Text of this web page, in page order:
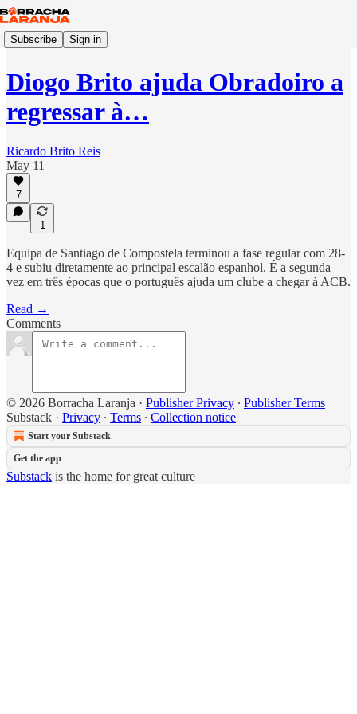
Subscribe Sign in
Diogo Brito ajuda Obradoiro a
regressar à…
Ricardo Brito Reis
May 11
7
1
Equipa de Santiago de Compostela terminou a fase regular com 28-
4 e subiu diretamente ao principal escalão espanhol. É a segunda
vez em três épocas que o português ajuda um clube a chegar à ACB.
Read →
Comments
© 2026 Borracha Laranja · Publisher Privacy ∙ Publisher Terms
Substack · Privacy ∙ Terms ∙ Collection notice
Start your Substack
Get the app
Substack is the home for great culture